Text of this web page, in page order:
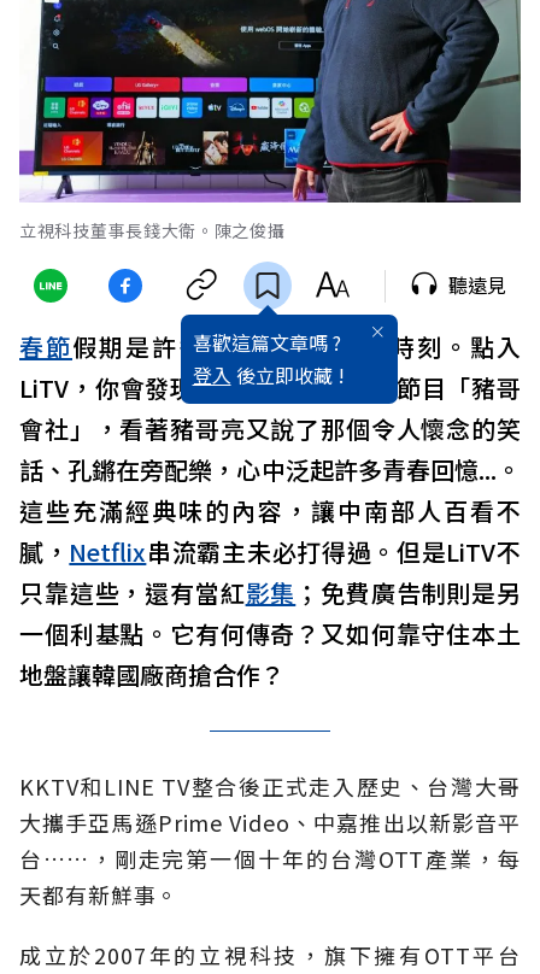
立視科技董事長錢大衛。陳之俊攝
喜歡這篇文章嗎 ?
登入 後立即收藏 !
聽遠見
春節假期是許多人重溫好節目的時刻。點入
LiTV，你會發現超有歷史感的綜藝節目「豬哥
會社」，看著豬哥亮又說了那個令人懷念的笑
話、孔鏘在旁配樂，心中泛起許多青春回憶...。
這些充滿經典味的內容，讓中南部人百看不
膩， Netflix串流霸主未必打得過。但是LiTV不
只靠這些，還有當紅影集 ；免費廣告制則是另
一個利基點。它有何傳奇？又如何靠守住本土
地盤讓韓國廠商搶合作？
KKTV和LINE TV整合後正式走入歷史、台灣大哥
大攜手亞馬遜Prime Video、中嘉推出以新影音平
台……，剛走完第一個十年的台灣OTT產業，每
天都有新鮮事。
成立於2007年的立視科技，旗下擁有OTT平台